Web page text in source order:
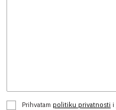
Prihvatam politiku privatnosti i